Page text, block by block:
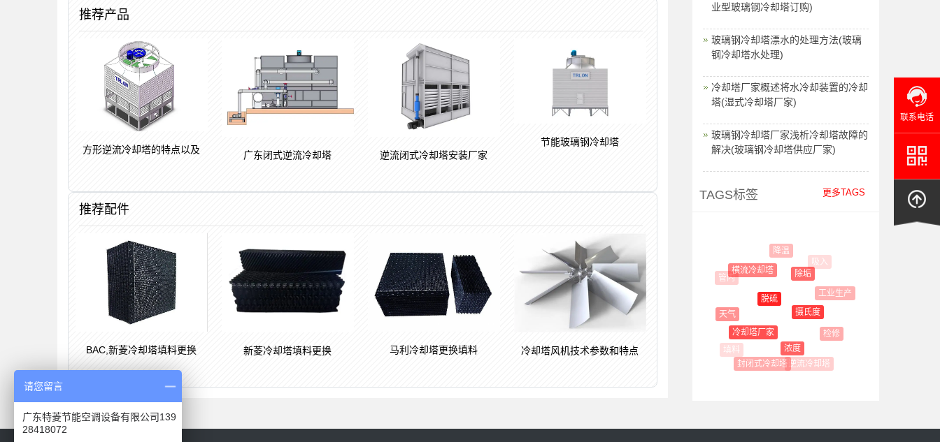
推荐产品
方形逆流冷却塔的特点以及
广东闭式逆流冷却塔 逆流闭式冷却塔安装厂家
节能玻璃钢冷却塔
推荐配件
BAC,新菱冷却塔填料更换 新菱冷却塔填料更换 马利冷却塔更换填料 冷却塔风机技术参数和特点
业型玻璃钢冷却塔订购)
玻璃钢冷却塔漂水的处理方法(玻璃
钢冷却塔水处理)
冷却塔厂家概述将水冷却装置的冷却
塔(湿式冷却塔厂家)
玻璃钢冷却塔厂家浅析冷却塔故障的
解决(玻璃钢冷却塔供应厂家)
TAGS标签 更多TAGS
天气
冷却塔厂家
脱硫
横流冷却塔
管内
封闭式冷却塔
浓度
摄氏度
除垢
降温
逆流冷却塔
检修
工业生产
吸入
联系电话
请您留言
广东特菱节能空调设备有限公司139
28418072